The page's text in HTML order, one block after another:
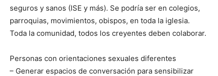
seguros y sanos (ISE y más). Se podría ser en colegios,
parroquias, movimientos, obispos, en toda la iglesia.
Toda la comunidad, todos los creyentes deben colaborar.
Personas con orientaciones sexuales diferentes
– Generar espacios de conversación para sensibilizar